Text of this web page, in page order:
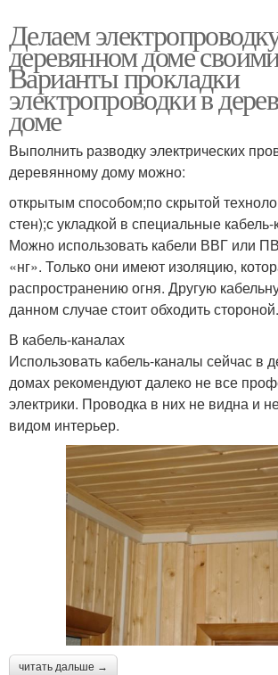
Делаем
деревянном доме
Варианты прокладки
электропроводки в
доме
Выполнить разводку электрических
деревянному дому можно:
открытым способом;по скрытой
стен);с укладкой в специальные
Можно использовать кабели ВВГ или
«нг». Только они имеют изоляцию,
распространению огня. Другую
данном случае стоит обходить стороной.
В кабель-каналах
Использовать кабель-каналы сейчас в
домах рекомендуют далеко не все
электрики. Проводка в них не видна и
видом интерьер.
читать дальше →